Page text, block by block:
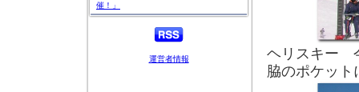
催！」
運営者情報
ヘリスキー
脇のポケッ